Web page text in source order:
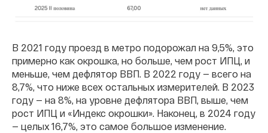
В 2021 году проезд в метро подорожал на 9,5%, это
примерно как окрошка, но больше, чем рост ИПЦ, и
меньше, чем дефлятор ВВП. В 2022 году — всего на
8,7%, что ниже всех остальных измерителей. В 2023
году — на 8%, на уровне дефлятора ВВП, выше, чем
рост ИПЦ и «Индекс окрошки». Наконец, в 2024 году
— целых 16,7%, это самое большое изменение.